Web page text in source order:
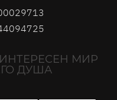
МИР
ДУША